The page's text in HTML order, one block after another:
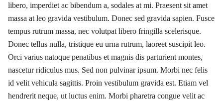
libero, imperdiet ac bibendum a, sodales at mi. Praesent sit amet
massa at leo gravida vestibulum. Donec sed gravida sapien. Fusce
tempus rutrum massa, nec volutpat libero fringilla scelerisque.
Donec tellus nulla, tristique eu urna rutrum, laoreet suscipit leo.
Orci varius natoque penatibus et magnis dis parturient montes,
nascetur ridiculus mus. Sed non pulvinar ipsum. Morbi nec felis
id velit vehicula sagittis. Proin vestibulum gravida est. Etiam vel
hendrerit neque, ut luctus enim. Morbi pharetra congue velit ac